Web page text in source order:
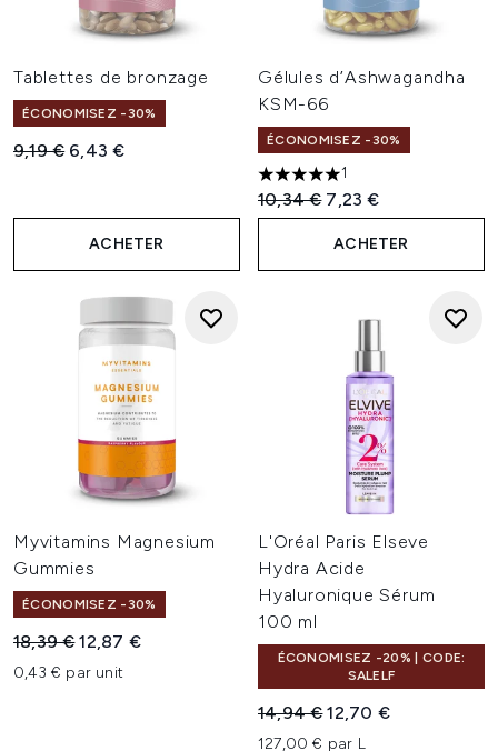
Tablettes de bronzage
ÉCONOMISEZ -30%
Prix de vente :
9,19 € Prix ​​actuel :
6,43 €
ACHETER
Gélules d’Ashwagandha
KSM-66
ÉCONOMISEZ -30%
5 étoiles sur un maximum de
1
Prix de vente :
10,34 € Prix ​​actuel :
7,23 €
ACHETER
Myvitamins Magnesium
Gummies
ÉCONOMISEZ -30%
Prix de vente :
18,39 €Prix ​​actuel :
12,87 €
0,43 € par unit
L'Oréal Paris Elseve
Hydra Acide
Hyaluronique Sérum
100 ml
ÉCONOMISEZ -20% | CODE:
SALELF
Prix de vente :
14,94 €Prix ​​actuel :
12,70 €
127,00 € par L